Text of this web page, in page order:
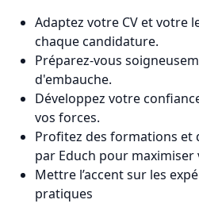
Adaptez votre CV et votre
chaque candidature.
Préparez-vous
d'embauche.
Développez votre
vos forces.
Profitez des formations et
par Educh pour maximiser
Mettre l’accent sur les
pratiques